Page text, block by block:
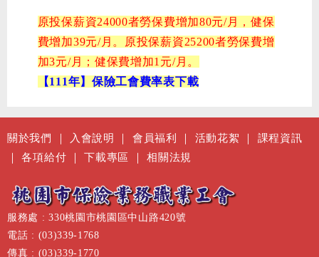
原投保薪資24000者勞保費增加80元/月，健保
費增加39元/月。原投保薪資25200者勞保費增
加3元/月；健保費增加1元/月。
【111年】保險工會費率表下載
關於我們 ｜ 入會說明 ｜ 會員福利 ｜ 活動花絮 ｜ 課程資訊
｜各項給付 ｜下載專區 ｜相關法規
服務處 : 330桃園市桃園區中山路420號
電話 : (03)339-1768
傳真 : (03)339-1770